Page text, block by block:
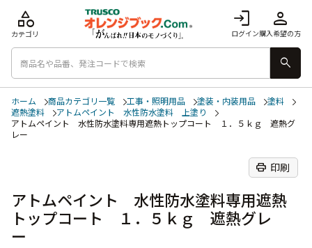
login
ログイン
person
購入希望の方
category
カテゴリ
search
ホーム 商品カテゴリ一覧 工事・照明用品 塗装・内装用品
塗料
遮熱塗料
アトムペイント 水性防水塗料 上塗り
アトムペイント 水性防水塗料専用遮熱トップコート １．５ｋｇ 遮熱グ
レー
print 印刷
アトムペイント 水性防水塗料専用遮熱
トップコート １．５ｋｇ 遮熱グレ
ー